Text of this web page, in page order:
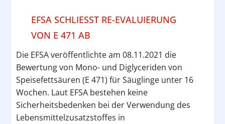
EFSA SCHLIESST RE-EVALUIERUNG V
ON E 471 AB
Die EFSA veröffentlichte am 08.11.2021 die
Bewertung von Mono- und Diglyceriden von
Speisefettsäuren (E 471) für Säuglinge unter 16
Wochen. Laut EFSA bestehen keine
Sicherheitsbedenken bei der Verwendung des
Lebensmittelzusatzstoffes in